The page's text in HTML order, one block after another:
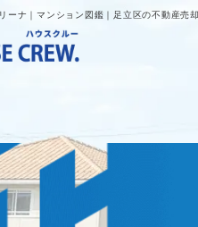
ーナ｜マンション図鑑｜足立区の不動産売